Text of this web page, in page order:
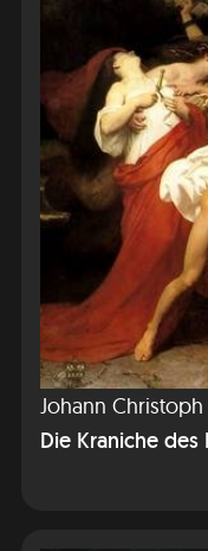
Die Kraniche des
Johann